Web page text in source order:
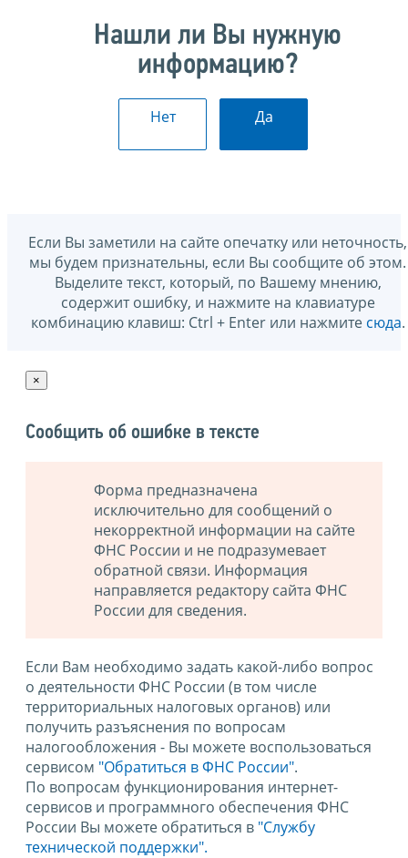
Нашли ли Вы нужную
информацию?
Нет Да
Если Вы заметили на сайте опечатку или неточность,
мы будем признательны, если Вы сообщите об этом.
Выделите текст, который, по Вашему мнению,
содержит ошибку, и нажмите на клавиатуре
комбинацию клавиш: Ctrl + Enter или нажмите сюда.
×
Сообщить об ошибке в тексте
Форма предназначена
исключительно для сообщений о
некорректной информации на сайте
ФНС России и не подразумевает
обратной связи. Информация
направляется редактору сайта ФНС
России для сведения.
Если Вам необходимо задать какой-либо вопрос
о деятельности ФНС России (в том числе
территориальных налоговых органов) или
получить разъяснения по вопросам
налогообложения - Вы можете воспользоваться
сервисом "Обратиться в ФНС России".
По вопросам функционирования интернет-
сервисов и программного обеспечения ФНС
России Вы можете обратиться в "Службу
технической поддержки".